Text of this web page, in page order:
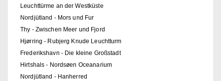
Leuchttürme an der Westküste
Nordjütland - Mors und Fur
Thy - Zwischen Meer und Fjord
Hjørring - Rubjerg Knude Leuchtturm
Frederikshavn - Die kleine Großstadt
Hirtshals - Nordsøen Oceanarium
Nordjütland - Hanherred